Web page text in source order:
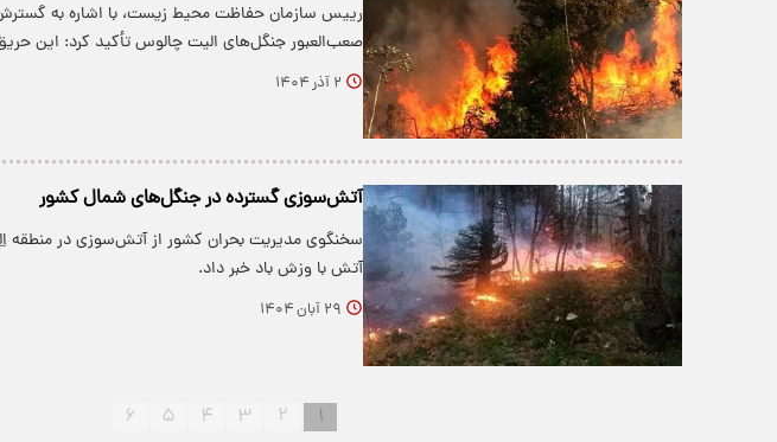
رییس سازمان حفاظت محیط زیست، با اشاره به
صعب‌العبور جنگل‌های الیت چالوس تأکید کرد: این
۲ آذر ۱۴۰۴
آتش‌سوزی گسترده در جنگل‌های شمال کشور
سخنگوی مدیریت بحران کشور از آتش‌سوزی در منطقه
آتش با وزش باد خبر داد.
۲۹ آبان ۱۴۰۴
۱ ۲ ۳ ۴ ۵ ۶